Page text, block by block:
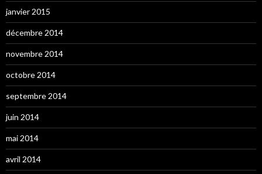
janvier 2015
décembre 2014
novembre 2014
octobre 2014
septembre 2014
juin 2014
mai 2014
avril 2014